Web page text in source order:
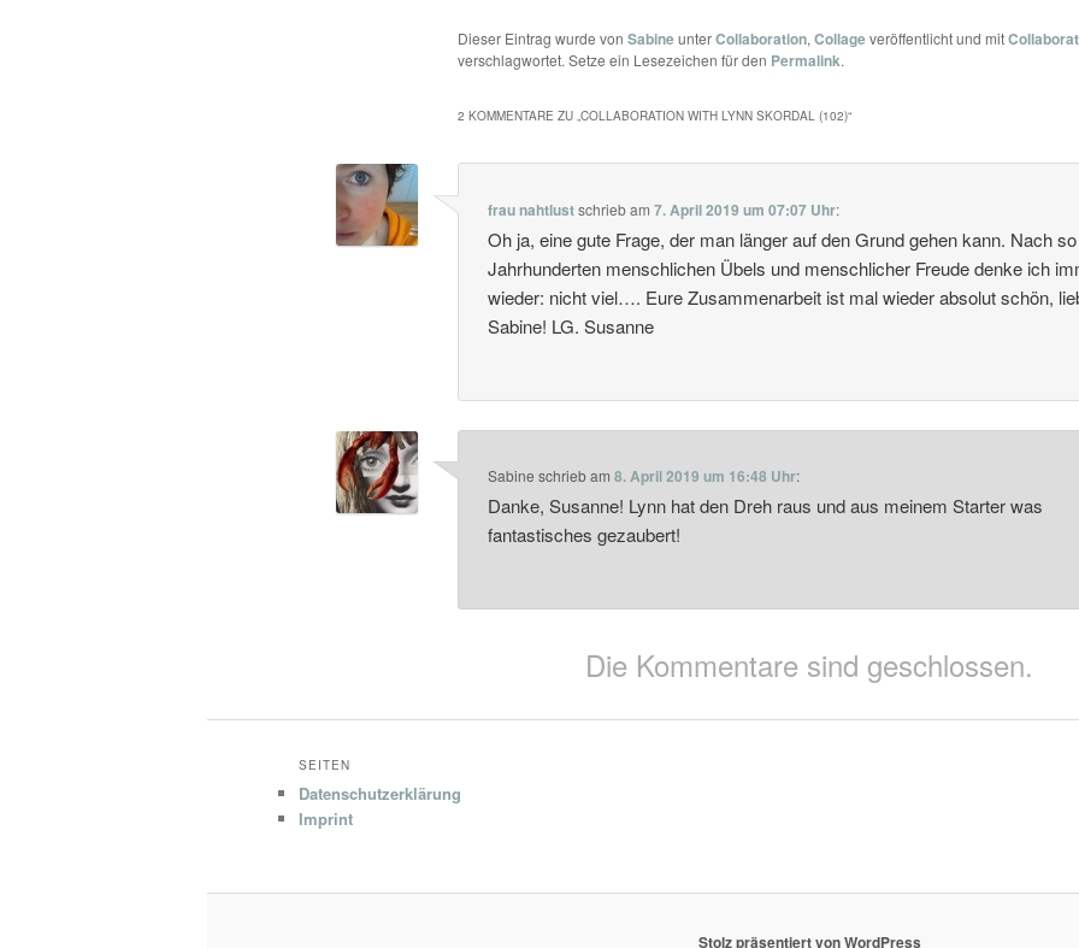
Dieser Eintrag wurde von SabineunterCollaboration, Collageveröffentlicht und mit
verschlagwortet. Setze ein Lesezeichen für den Permalink.
2 KOMMENTARE ZU „COLLABORATION WITH LYNN SKORDAL (102)“
frau nahtlustschriebam7. April 2019 um 07:07 Uhr:
Oh ja, eine gute Frage, der man länger auf den Grund gehen kann. Nach
Jahrhunderten menschlichen Übels und menschlicher Freude denke ich
wieder: nicht viel…. Eure Zusammenarbeit ist mal wieder absolut schön,
Sabine! LG. Susanne
Sabine schriebam8. April 2019 um 16:48 Uhr:
Danke, Susanne! Lynn hat den Dreh raus und aus meinem Starter was
fantastisches gezaubert!
Die Kommentare sind geschlossen.
SEITEN
Datenschutzerklärung
Imprint
Stolz präsentiert von WordPress